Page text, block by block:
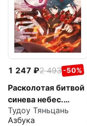
1 247 2 493 -50%
Расколотая битвой
синева небес.
Книга 2
Тудоу Тяньцань
Азбука